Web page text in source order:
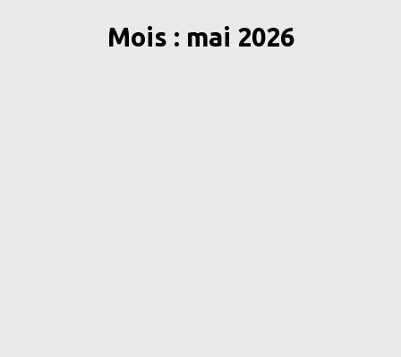
Mois : mai 2026